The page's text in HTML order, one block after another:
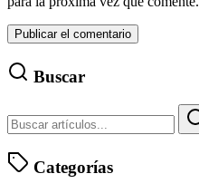
Buscar
Categorías